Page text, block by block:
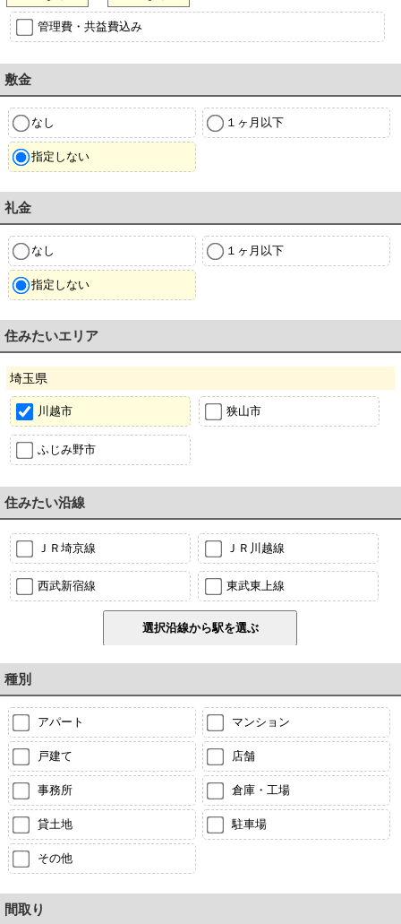
管理費・共益費込み
敷金
なし １ヶ月以下
指定しない
礼金
なし １ヶ月以下
指定しない
住みたいエリア
埼玉県
川越市 狭山市
ふじみ野市
住みたい沿線
ＪＲ埼京線 ＪＲ川越線
西武新宿線 東武東上線
種別
アパート マンション
戸建て 店舗
事務所 倉庫・工場
貸土地 駐車場
その他
間取り